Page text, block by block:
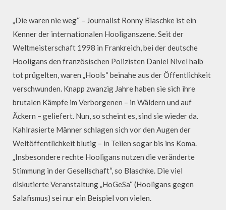
„Die waren nie weg“ – Journalist Ronny Blaschke ist ein
Kenner der internationalen Hooliganszene. Seit der
Weltmeisterschaft 1998 in Frankreich, bei der deutsche
Hooligans den französischen Polizisten Daniel Nivel halb
tot prügelten, waren „Hools“ beinahe aus der Öffentlichkeit
verschwunden. Knapp zwanzig Jahre haben sie sich ihre
brutalen Kämpfe im Verborgenen – in Wäldern und auf
Äckern – geliefert. Nun, so scheint es, sind sie wieder da.
Kahlrasierte Männer schlagen sich vor den Augen der
Weltöffentlichkeit blutig – in Teilen sogar bis ins Koma.
„Insbesondere rechte Hooligans nutzen die veränderte
Stimmung in der Gesellschaft“, so Blaschke. Die viel
diskutierte Veranstaltung „HoGeSa“ (Hooligans gegen
Salafismus) sei nur ein Beispiel von vielen.